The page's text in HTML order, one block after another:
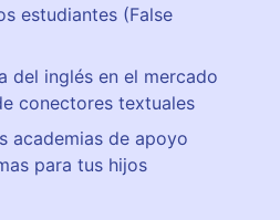
estudiantes (False
del inglés en el mercado
conectores textuales
academias de apoyo
para tus hijos